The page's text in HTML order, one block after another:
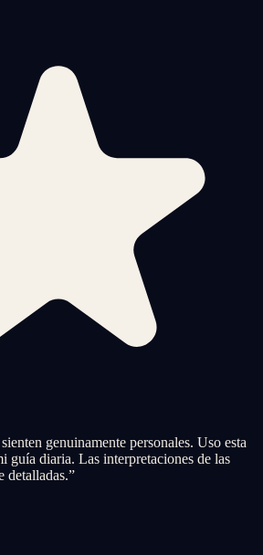
genuinamente personales. Uso esta
guía diaria. Las interpretaciones de las
detalladas.”